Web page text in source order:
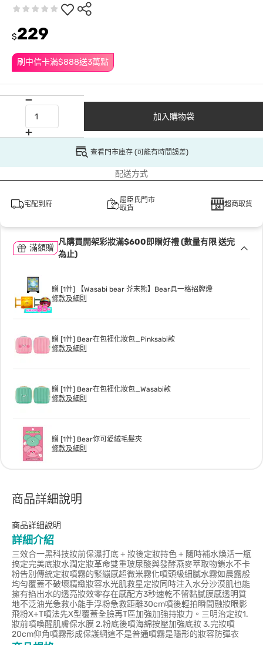
刷中信卡滿$888送3萬點
$229
加入購物袋
查看門市庫存 (可能有時間誤差)
配送方式
宅配到府
屈臣氏門市
取貨
超商取貨
滿額贈
凡購買開架彩妝滿$600即贈好禮 (數量有限 送完
為止)
贈 [1件] 【Wasabi bear 芥末熊】Bear具一格招牌燈
條款及細則
贈 [1件] Bear在包裡化妝包_Pinksabi款
條款及細則
贈 [1件] Bear在包裡化妝包_Wasabi款
條款及細則
贈 [1件] Bear你可愛絨毛髮夾
條款及細則
商品詳細說明
商品詳細說明
詳細介紹
三效合一黑科技妝前保濕打底 + 妝後定妝持色 + 隨時補水煥活一瓶
搞定完美底妝水潤定妝革命雙重玻尿酸與發酵燕麥萃取物鎖水不卡
粉告別傳統定妝噴霧的緊繃感超微米霧化噴頭級細膩水霧如晨露般
均勻覆蓋不破壞精緻妝容水光肌救星定妝同時注入水分沙漠肌也能
擁有掐出水的透亮妝效零存在感配方3秒速乾不留黏膩膜感透明質
地不泛油光急救小能手浮粉急救距離30cm噴後輕拍瞬間融妝眼影
飛粉X+T噴法先X型覆蓋全臉再T區加強加強持妝力。三明治定妝1.
妝前噴喚醒肌膚保水膜 2.粉底後噴海綿按壓加強底妝 3.完妝噴
20cm仰角噴霧形成保護網這不是普通噴霧是隱形的妝容防彈衣